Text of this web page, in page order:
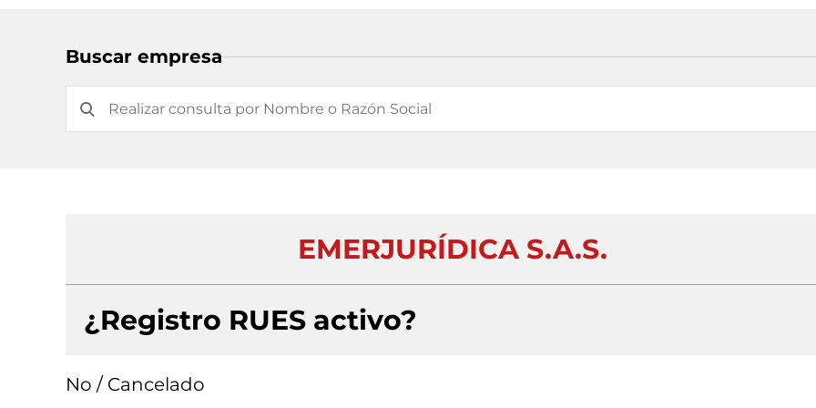
Buscar empresa
EMERJURÍDICA S.A.S.
¿Registro RUES activo?
No / Cancelado